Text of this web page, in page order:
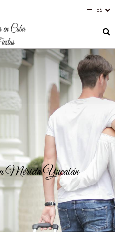
ES
RU
BR
IT
FR
EN
DE
Mérida Yucatán